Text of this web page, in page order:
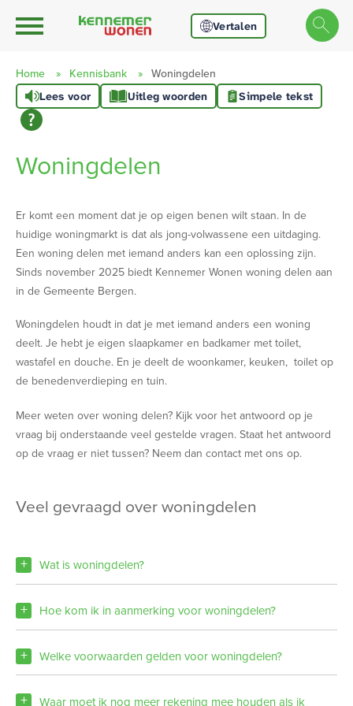
Naar hoofdinhoud
Naar hoofdnavigatiemenu
Naar zoeken
Naar de homepage
Ga naar Hoofd Vertalen
Home Kennisbank Woningdelen
Lees voor Uitleg woorden Simpele tekst
Woningdelen
Er komt een moment dat je op eigen benen wilt staan. In de
huidige woningmarkt is dat als jong-volwassene een uitdaging.
Een woning delen met iemand anders kan een oplossing zijn.
Sinds november 2025 biedt Kennemer Wonen woning delen aan
in de Gemeente Bergen.
Woningdelen houdt in dat je met iemand anders een woning
deelt. Je hebt je eigen slaapkamer en badkamer met toilet,
wastafel en douche. En je deelt de woonkamer, keuken, toilet op
de benedenverdieping en tuin.
Meer weten over woning delen? Kijk voor het antwoord op je
vraag bij onderstaande veel gestelde vragen. Staat het antwoord
op de vraag er niet tussen? Neem dan contact met ons op.
veel gevraagd over woningdelen
Wat is woningdelen?
Hoe kom ik in aanmerking voor woningdelen?
Welke voorwaarden gelden voor woningdelen?
Waar moet ik nog meer rekening mee houden als ik